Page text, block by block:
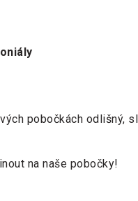
pobočkách odlišný,
na naše pobočky!